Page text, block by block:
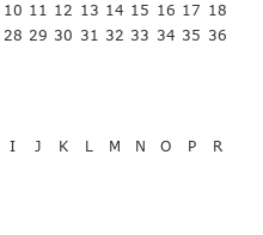
10 11 12 13 14 15 16 17 18
28 29 30 31 32 33 34 35 36
I J K L M N O P
R